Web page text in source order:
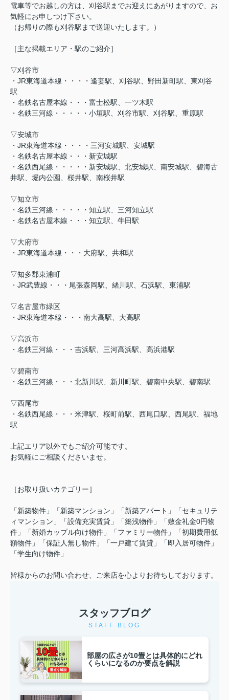
電車等でお越しの方は、刈谷駅までお迎えにあがりますので、お
気軽にお申しつけ下さい。
（お帰りの際も刈谷駅まで送迎いたします。）
［主な掲載エリア・駅のご紹介］
▽刈谷市
・JR東海道本線・・・・逢妻駅、刈谷駅、野田新町駅、東刈谷
駅
・名鉄名古屋本線・・・富士松駅、一ツ木駅
・名鉄三河線・・・・・小垣駅、刈谷市駅、刈谷駅、重原駅
▽安城市
・JR東海道本線・・・・三河安城駅、安城駅
・名鉄名古屋本線・・・新安城駅
・名鉄西尾線・・・・・新安城駅、北安城駅、南安城駅、碧海古
井駅、堀内公園、桜井駅、南桜井駅
▽知立市
・名鉄三河線・・・・・知立駅、三河知立駅
・名鉄名古屋本線・・・知立駅、牛田駅
▽大府市
・JR東海道本線・・・大府駅、共和駅
▽知多郡東浦町
・JR武豊線・・・尾張森岡駅、緒川駅、石浜駅、東浦駅
▽名古屋市緑区
・JR東海道本線・・・南大高駅、大高駅
▽高浜市
・名鉄三河線・・・吉浜駅、三河高浜駅、高浜港駅
▽碧南市
・名鉄三河線・・・北新川駅、新川町駅、碧南中央駅、碧南駅
▽西尾市
・名鉄西尾線・・・米津駅、桜町前駅、西尾口駅、西尾駅、福地
駅
上記エリア以外でもご紹介可能です。
お気軽にご相談くださいませ。
［お取り扱いカテゴリー］
「新築物件」「新築マンション」「新築アパート」「セキュリテ
ィマンション」「設備充実賃貸」「築浅物件」「敷金礼金0円物
件」「新婚カップル向け物件」「ファミリー物件」「初期費用低
額物件」「保証人無し物件」「一戸建て賃貸」「即入居可物件」
「学生向け物件」
皆様からのお問い合わせ、ご来店を心よりお待ちしております。
スタッフブログ
STAFF BLOG
部屋の広さが10畳とは具体的にどれ
くらいになるのか要点を解説